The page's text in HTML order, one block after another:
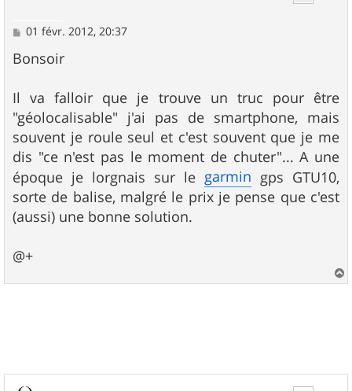
M
s
s
01 févr. 2012, 20:37
Bonsoir
Il va falloir que je trouve un truc pour être
"géolocalisable" j'ai pas de smartphone, mais
souvent je roule seul et c'est souvent que je me
dis "ce n'est pas le moment de chuter"... A une
époque je lorgnais sur le garmin gps GTU10,
sorte de balise, malgré le prix je pense que c'est
(aussi) une bonne solution.
@+
a